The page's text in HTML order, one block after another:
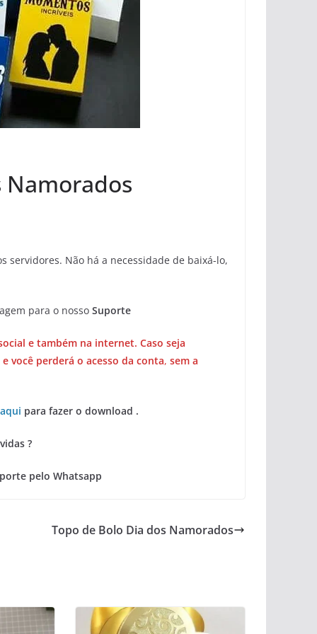
Namorados
servidores. Não há a necessidade de baixá-lo,
para o nosso Suporte
e também na internet. Caso seja
você perderá o acesso da conta, sem a
para fazer o download .
?
pelo Whatsapp
Topo de Bolo Dia dos Namorados